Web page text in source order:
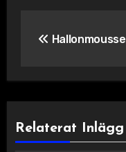
Hallonmousse
Relaterat Inlägg